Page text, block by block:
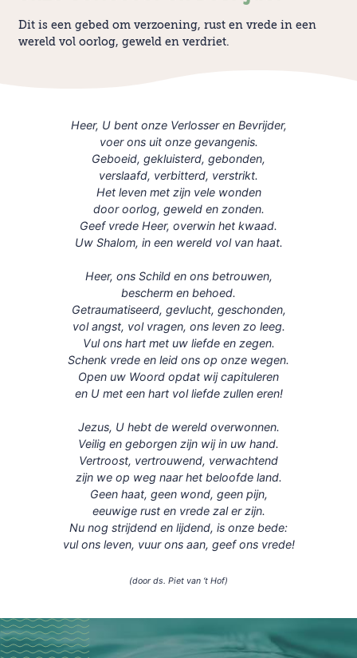
Dit is een gebed om verzoening, rust en vrede in een
wereld vol oorlog, geweld en verdriet.
Heer, U bent onze Verlosser en Bevrijder,
voer ons uit onze gevangenis.
Geboeid, gekluisterd, gebonden,
verslaafd, verbitterd, verstrikt.
Het leven met zijn vele wonden
door oorlog, geweld en zonden.
Geef vrede Heer, overwin het kwaad.
Uw Shalom, in een wereld vol van haat.
Heer, ons Schild en ons betrouwen,
bescherm en behoed.
Getraumatiseerd, gevlucht, geschonden,
vol angst, vol vragen, ons leven zo leeg.
Vul ons hart met uw liefde en zegen.
Schenk vrede en leid ons op onze wegen.
Open uw Woord opdat wij capituleren
en U met een hart vol liefde zullen eren!
Jezus, U hebt de wereld overwonnen.
Veilig en geborgen zijn wij in uw hand.
Vertroost, vertrouwend, verwachtend
zijn we op weg naar het beloofde land.
Geen haat, geen wond, geen pijn,
eeuwige rust en vrede zal er zijn.
Nu nog strijdend en lijdend, is onze bede:
vul ons leven, vuur ons aan, geef ons vrede!
(door ds. Piet van ‘t Hof)